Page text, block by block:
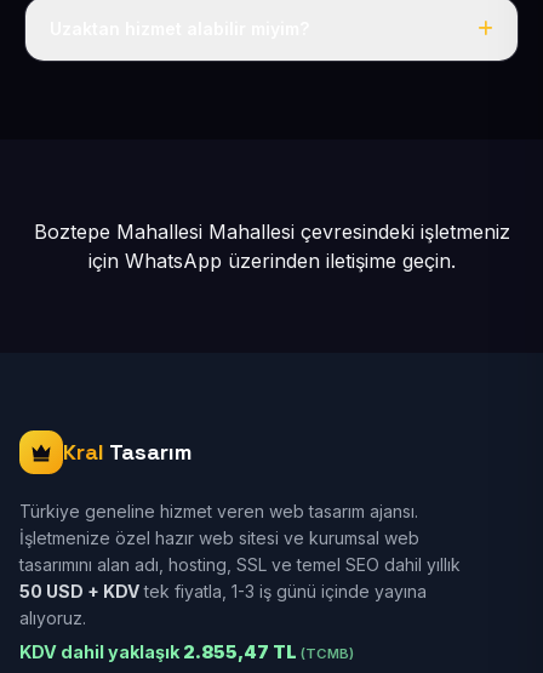
Boztepe Mahallesi Mahallesi çevresindeki işletmeniz
için WhatsApp üzerinden iletişime geçin.
Kral Tasarım
Türkiye geneline hizmet veren web tasarım ajansı.
İşletmenize özel hazır web sitesi ve kurumsal web
tasarımını alan adı, hosting, SSL ve temel SEO dahil yıllık
50 USD + KDVtek fiyatla, 1-3 iş günü içinde yayına
alıyoruz.
KDV dahil yaklaşık 2.855,47 TL (TCMB)